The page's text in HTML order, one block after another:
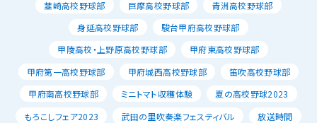
韮崎高校野球部
巨摩高校野球部
青洲高校野球部
身延高校野球部
駿台甲府高校野球部
甲陵高校・上野原高校野球部
甲府東高校野球部
甲府第一高校野球部
甲府城西高校野球部
笛吹高校野球部
甲府南高校野球部
ミニトマト収穫体験
夏の高校野球2023
もろこしフェア2023
武田の里吹奏楽フェスティバル
放送時間